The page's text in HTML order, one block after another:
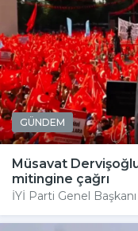
GÜNDEM
Müsavat
mitingine çağrı
İYİ Parti Genel